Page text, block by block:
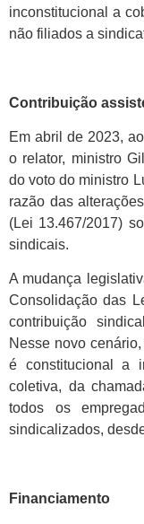
inconstitucional a
não filiados a
Contribuição
Em abril de 2023,
o relator, ministro
do voto do ministro
razão das
(Lei 13.467/2017)
sindicais.
A mudança
Consolidação das
contribuição
Nesse novo
é constitucional a
coletiva, da
todos os
sindicalizados,
Financiamento